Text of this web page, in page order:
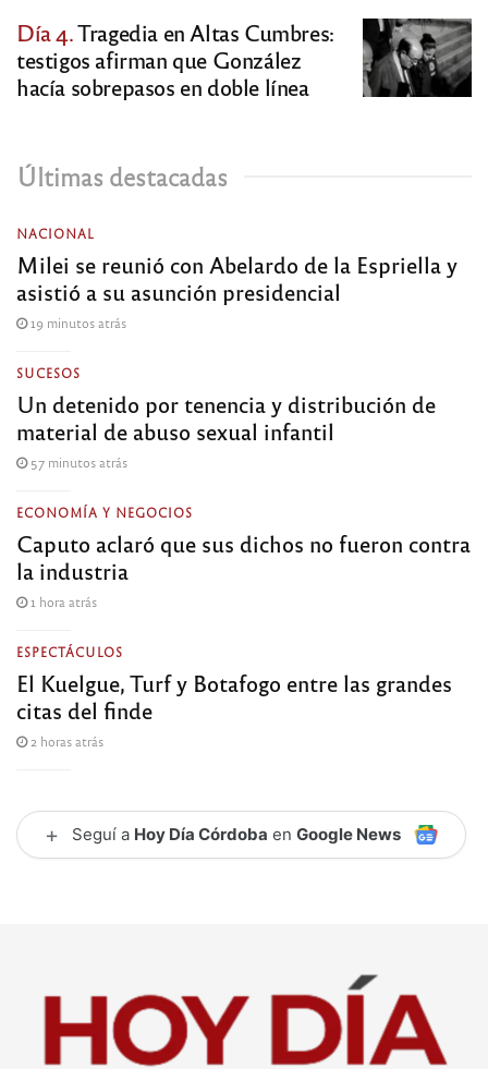
Día 4.Tragedia en Altas Cumbres:
testigos afirman que González
hacía sobrepasos en doble línea
Últimas destacadas
NACIONAL
Milei se reunió con Abelardo de la Espriella y
asistió a su asunción presidencial
19 minutos atrás
SUCESOS
Un detenido por tenencia y distribución de
material de abuso sexual infantil
57 minutos atrás
ECONOMÍA Y NEGOCIOS
Caputo aclaró que sus dichos no fueron contra
la industria
1 hora atrás
ESPECTÁCULOS
El Kuelgue, Turf y Botafogo entre las grandes
citas del finde
2 horas atrás
+ Seguí a Hoy Día Córdoba en Google News